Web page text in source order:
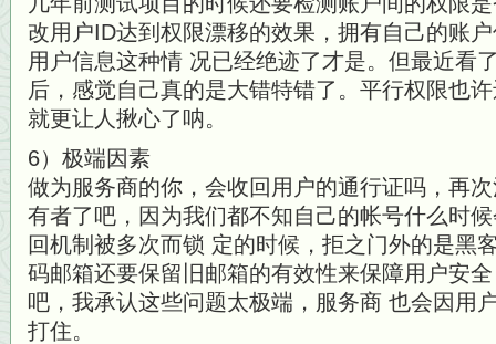
改用户ID达到权限漂移的效果，拥有自己的账
用户信息这种情 况已经绝迹了才是。但最近看
后，感觉自己真的是大错特错了。平行权限也
就更让人揪心了呐。
6）极端因素
做为服务商的你，会收回用户的通行证吗，再
有者了吧，因为我们都不知自己的帐号什么时
回机制被多次而锁 定的时候，拒之门外的是黑
码邮箱还要保留旧邮箱的有效性来保障用户安
吧，我承认这些问题太极端，服务商 也会因用
打住。